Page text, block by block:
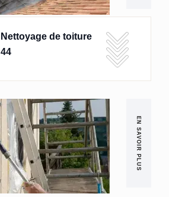
Nettoyage de toiture
44
EN SAVOIR PLUS